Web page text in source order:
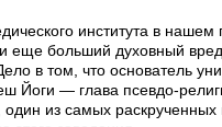
института в нашем
еще больший духовный
в том, что основатель
— глава псевдо-
из самых раскрученных